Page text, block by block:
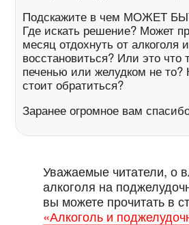
Подскажите в чем МОЖЕТ
Где искать решение? Может
месяц отдохнуть от алкоголя
восстановиться? Или это что
печенью или желудком не то?
стоит обратиться?
Заранее огромное вам
Уважаемые читатели, о
алкоголя на
вы можете прочитать в
«Алкоголь и